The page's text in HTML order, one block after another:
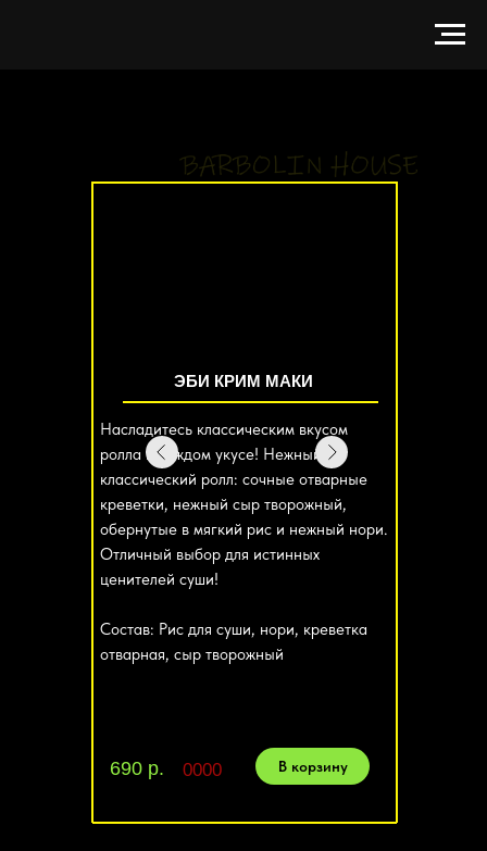
ЭБИ КРИМ МАКИ
690 р. В корзину
Насладитесь классическим вкусом
ролла в каждом укусе! Нежный
классический ролл: сочные отварные
креветки, нежный сыр творожный,
обернутые в мягкий рис и нежный нори.
Отличный выбор для истинных
ценителей суши!
Состав: Рис для суши, нори, креветка
отварная, сыр творожный
0000